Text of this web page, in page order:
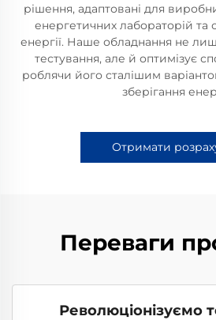
рішення, адаптовані для
енергетичних лабораторій та
енергії. Наше обладнання не
тестування, але й оптимізує
роблячи його сталішим
зберігання
Отримати
Переваги
Революціонізуємо